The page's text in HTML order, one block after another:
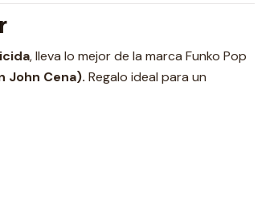
, lleva lo mejor de la marca Funko Pop
John Cena). Regalo ideal para un